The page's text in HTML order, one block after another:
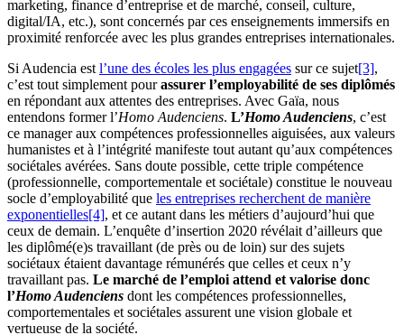
marketing, finance d’entreprise et de marché, conseil, culture,
digital/IA, etc.), sont concernés par ces enseignements immersifs en
proximité renforcée avec les plus grandes entreprises internationales.
Si Audencia estl’une des écoles les plus engagées sur ce sujet[3],
c’est tout simplement pourassurer l’employabilité de ses diplômés
en répondant aux attentes des entreprises. Avec Gaïa, nous
entendons former l’Homo Audenciens. L’Homo Audenciens, c’est
ce manager aux compétences professionnelles aiguisées, aux valeurs
humanistes et à l’intégrité manifeste tout autant qu’aux compétences
sociétales avérées. Sans doute possible, cette triple compétence
(professionnelle, comportementale et sociétale) constitue le nouveau
socle d’employabilité que les entreprises recherchent de manière
exponentielles[4], et ce autant dans les métiers d’aujourd’hui que
ceux de demain. L’enquête d’insertion 2020 révélait d’ailleurs que
les diplômé(e)s travaillant (de près ou de loin) sur des sujets
sociétaux étaient davantage rémunérés que celles et ceux n’y
travaillant pas. Le marché de l’emploi attend et valorise donc
l’Homo Audenciens dont les compétences professionnelles,
comportementales et sociétales assurent une vision globale et
vertueuse de la société.